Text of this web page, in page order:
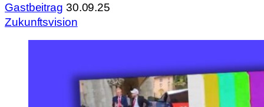
Gastbeitrag 30.09.25
Zukunftsvision